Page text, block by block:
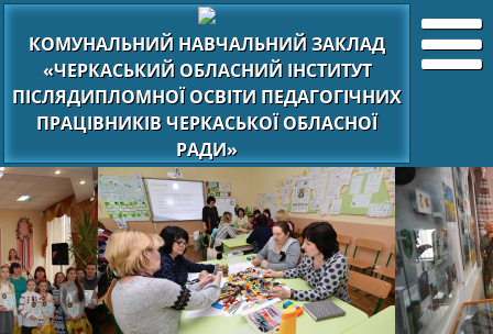
КОМУНАЛЬНИЙ НАВЧАЛЬНИЙ ЗАКЛАД
«ЧЕРКАСЬКИЙ ОБЛАСНИЙ ІНСТИТУТ
ПІСЛЯДИПЛОМНОЇ ОСВІТИ ПЕДАГОГІЧНИХ
ПРАЦІВНИКІВ ЧЕРКАСЬКОЇ ОБЛАСНОЇ
РАДИ»